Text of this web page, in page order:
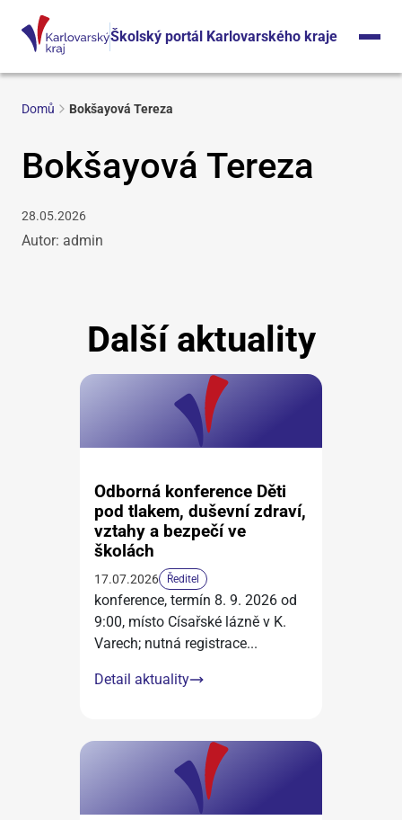
Školský portál Karlovarského kraje
Domů Bokšayová Tereza
Bokšayová Tereza
28.05.2026
Autor: admin
Další aktuality
Odborná konference Děti
pod tlakem, duševní zdraví,
vztahy a bezpečí ve
školách
17.07.2026 Ředitel
konference, termín 8. 9. 2026 od
9:00, místo Císařské lázně v K.
Varech; nutná registrace...
Detail aktuality